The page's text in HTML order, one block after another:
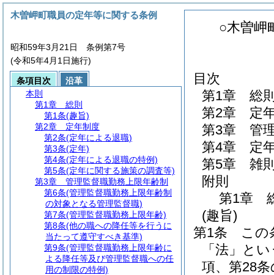
○木曽岬
目次
第1章
総
第2章
定
第3章
管
第4章
定
第5章
雑
附則
第1章
(趣旨)
第1条
この
「法」と
項、第28
木曽岬町職員の定年等に関する条例
昭和59年3月21日 条例第7号
(令和5年4月1日施行)
条項目次
沿革
本則
第1章
総則
第1条(趣旨)
第2章
定年制度
第2条(定年による退職)
第3条(定年)
第4条(定年による退職の特例)
第5条(定年に関する施策の調査等)
第3章
管理監督職勤務上限年齢制
第6条(管理監督職勤務上限年齢制
の対象となる管理監督職)
第7条(管理監督職勤務上限年齢)
第8条(他の職への降任等を行うに
当たって遵守すべき基準)
第9条(管理監督職勤務上限年齢に
よる降任等及び管理監督職への任
用の制限の特例)